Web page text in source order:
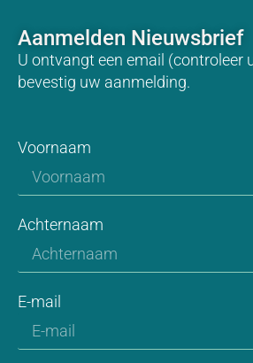
Aanmelden Nieuwsbrief
U ontvangt een email (controleer
bevestig uw aanmelding.
Voornaam
Achternaam
E-mail